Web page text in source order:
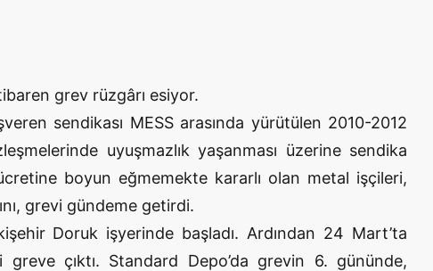
grev rüzgârı esiyor.
sendikası MESS arasında yürütülen 2010-2012
uyuşmazlık yaşanması üzerine sendika
boyun eğmemekte kararlı olan metal işçileri,
grevi gündeme getirdi.
Doruk işyerinde başladı. Ardından 24 Mart’ta
çıktı. Standard Depo’da grevin 6. gününde,